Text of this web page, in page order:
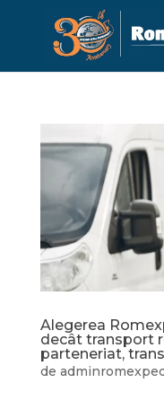
Alegerea
decât transport
parteneriat,
de adminromexped